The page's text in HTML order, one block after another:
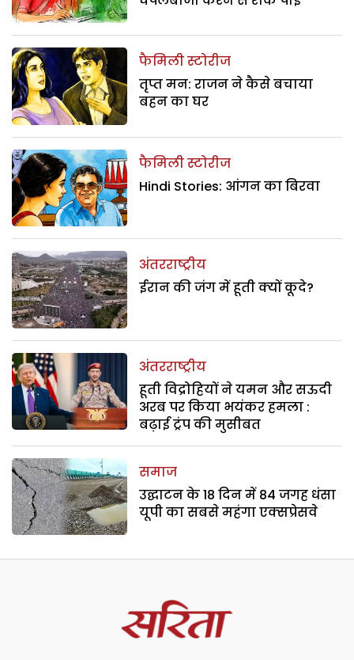
फैमिली स्टोरीज
तृप्त मन: राजन ने कैसे बचाया
बहन का घर
फैमिली स्टोरीज
Hindi Stories: आंगन का बिरवा
अंतरराष्ट्रीय
ईरान की जंग में हूती क्यों कूदे?
अंतरराष्ट्रीय
हूती विद्रोहियों ने यमन और सऊदी
अरब पर किया भयंकर हमला :
बढ़ाई ट्रंप की मुसीबत
समाज
उद्घाटन के 18 दिन में 84 जगह धंसा
यूपी का सबसे महंगा एक्सप्रेसवे